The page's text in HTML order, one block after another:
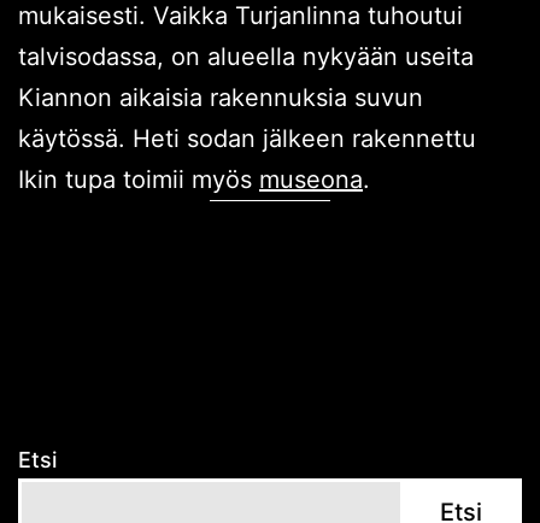
mukaisesti. Vaikka Turjanlinna tuhoutui
talvisodassa, on alueella nykyään useita
Kiannon aikaisia rakennuksia suvun
käytössä. Heti sodan jälkeen rakennettu
Ikin tupa toimii myös museona.
Etsi
Etsi